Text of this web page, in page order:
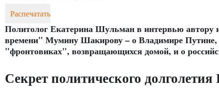
Распечатать
Политолог Екатерина Шульман в интервью
времени" Мумину Шакирову – о Владимире Путине,
"фронтовиках", возвращающихся домой, и о
Секрет политического